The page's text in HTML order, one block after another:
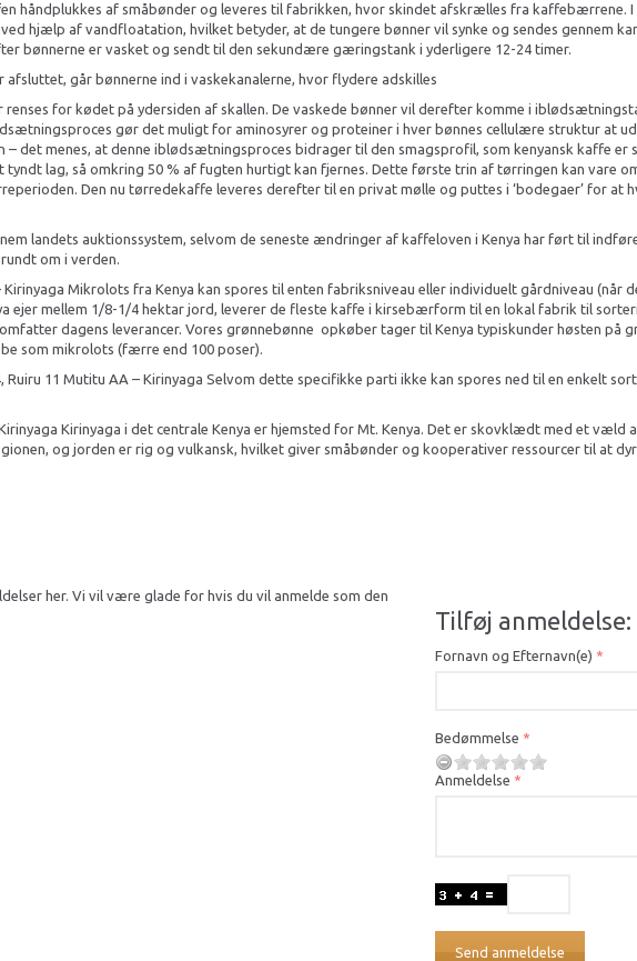
håndplukkes af småbønder og leveres til fabrikken, hvor skindet afskrælles fra kaffebærrene.
ved hjælp af vandfloatation, hvilket betyder, at de tungere bønner vil synke og sendes gennem
bønnerne er vasket og sendt til den sekundære gæringstank i yderligere 12-24 timer.
afsluttet, går bønnerne ind i vaskekanalerne, hvor flydere adskilles
for kødet på ydersiden af skallen. De vaskede bønner vil derefter komme i
gør det muligt for aminosyrer og proteiner i hver bønnes cellulære struktur at
– det menes, at denne iblødsætningsproces bidrager til den smagsprofil, som kenyansk kaffe
lag, så omkring 50 % af fugten hurtigt kan fjernes. Dette første trin af tørringen kan vare
Den nu tørredekaffe leveres derefter til en privat mølle og puttes i ‘bodegaer’ for at
landets auktionssystem, selvom de seneste ændringer af kaffeloven i Kenya har ført til
om i verden.
Mikrolots fra Kenya kan spores til enten fabriksniveau eller individuelt gårdniveau (når
ejer mellem 1/8-1/4 hektar jord, leverer de fleste kaffe i kirsebærform til en lokal fabrik til
dagens leverancer. Vores grønnebønne opkøber tager til Kenya typiskunder høsten på
som mikrolots (færre end 100 poser).
Ruiru 11 Mutitu AA – Kirinyaga Selvom dette specifikke parti ikke kan spores ned til en enkelt
Kirinyaga i det centrale Kenya er hjemsted for Mt. Kenya. Det er skovklædt med et
og jorden er rig og vulkansk, hvilket giver småbønder og kooperativer ressourcer til at
her. Vi vil være glade for hvis du vil anmelde som den
Tilføj anmeldelse:
Fornavn og Efternavn(e)
Bedømmelse
Anmeldelse
Send anmeldelse